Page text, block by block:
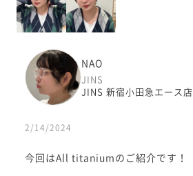
NAO
JINS
JINS 新宿小田急エース店
2/14/2024
今回はAll titaniumのご紹介です！